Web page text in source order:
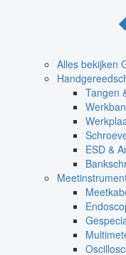
Alles bekijken
Tangen
ESD &